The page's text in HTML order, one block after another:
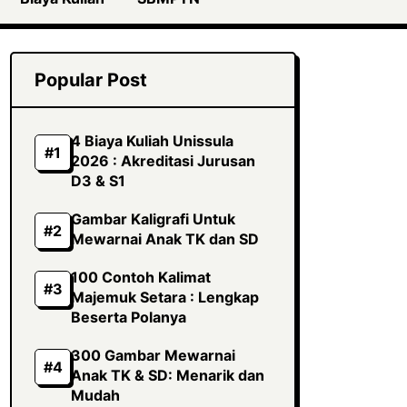
Popular Post
4 Biaya Kuliah Unissula
2026 : Akreditasi Jurusan
D3 & S1
Gambar Kaligrafi Untuk
Mewarnai Anak TK dan SD
100 Contoh Kalimat
Majemuk Setara : Lengkap
Beserta Polanya
300 Gambar Mewarnai
Anak TK & SD: Menarik dan
Mudah